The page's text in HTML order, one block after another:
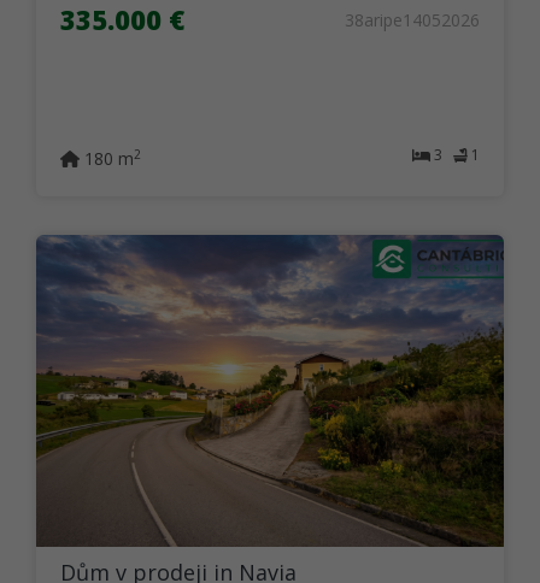
335.000 € 38aripe14052026
3 1
180 m2
Dům v prodeji in Navia